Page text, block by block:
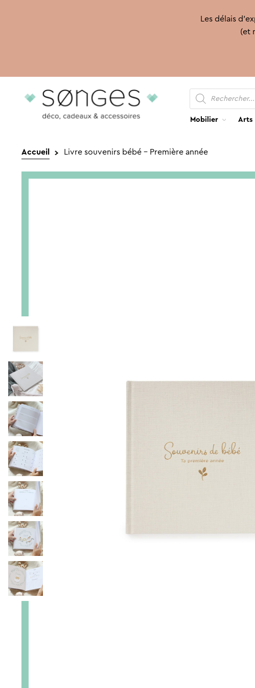
Les délais
(et
Aller
Aller
contenu
Recherche
de
produits
Mobilier Arts
Accueil Livre souvenirs bébé – Première année